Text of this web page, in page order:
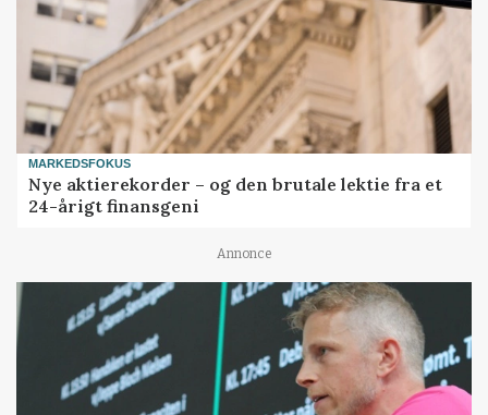
MARKEDSFOKUS
Nye aktierekorder – og den brutale lektie fra et
24-årigt finansgeni
Annonce